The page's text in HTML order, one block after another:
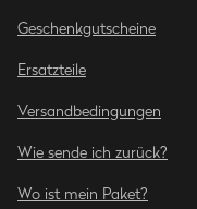
Geschenkgutscheine
Ersatzteile
Versandbedingungen
Wie sende ich zurück?
Wo ist mein Paket?